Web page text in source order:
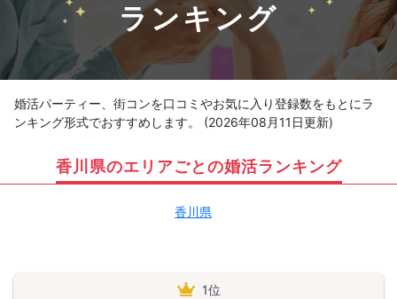
ランキング
婚活パーティー、街コンを口コミやお気に入り登録数をもとにラ
ンキング形式でおすすめします。 (2026年08月11日更新)
香川県のエリアごとの婚活ランキング
香川県
1位